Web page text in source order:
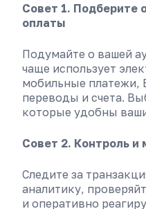
Совет 1. Подберите
оплаты
Подумайте о вашей
чаще использует
мобильные платежи,
переводы и счета.
которые удобны
Совет 2. Контроль и
Следите за
аналитику,
и оперативно